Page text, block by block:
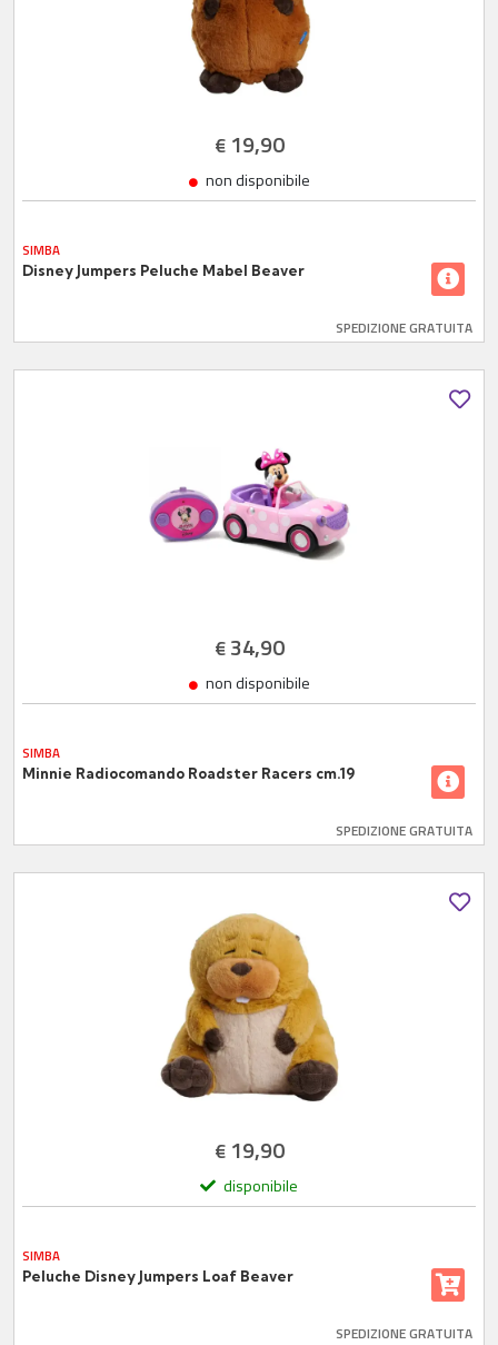
€19,90
non disponibile
SIMBA
Disney Jumpers Peluche Mabel Beaver
SPEDIZIONE GRATUITA
€34,90
non disponibile
SIMBA
Minnie Radiocomando Roadster Racers cm.19
SPEDIZIONE GRATUITA
€19,90
disponibile
SIMBA
Peluche Disney Jumpers Loaf Beaver
SPEDIZIONE GRATUITA